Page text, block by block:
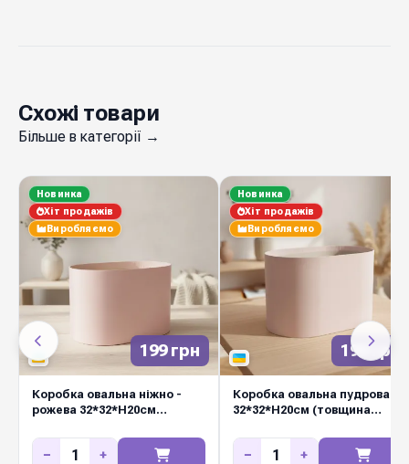
Схожі товари
Більше в категорії →
199 грн
Новинка
Хіт продажів
Виробляємо
Коробка овальна ніжно -
рожева 32*32*Н20см
− +
199 грн
Новинка
Хіт продажів
Виробляємо
Коробка овальна пудрова
32*32*Н20см (товщина
− +